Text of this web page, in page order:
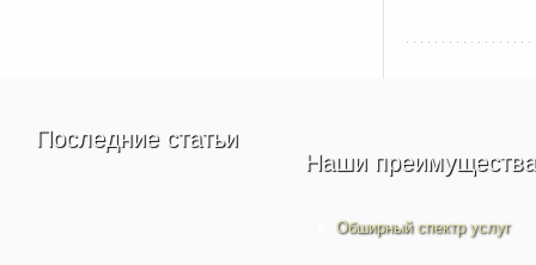
Последние статьи
Наши преимущества
Обширный спектр услуг